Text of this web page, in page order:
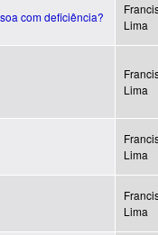
com deficiência?
Lima
Lima
Lima
Lima